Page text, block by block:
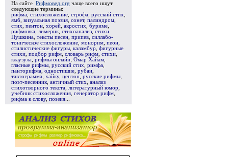
На сайте Рифмовед.org чаще всего ищут
следующие термины:
рифма стихосложение строфа русский стих
ямб визуальная поэзия сонет, палиндром
стих
пентон хорей акростих буриме
рифмовка
лимерик стихоанализ стихи
Пушкина тексты песен припев силлабо-
тоническое стихосложение монорим пеон
стилистические фигуры каламбур
фигурные
стихи подбор рифм словарь рифм стихи
клаузула рифмы онлайн Омар Хайам
гласные рифмы русский стих римфа
панторифма одностишие рубаи
тавтограмма хайку, центон русские рифмы
поэт-песенник античный стих
анализ
стихотворного текста
литературный юмор
учебник стихосложения генератор рифм
рифма к слову, поэзия